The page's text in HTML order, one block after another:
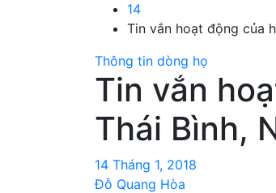
14
Tin vắn hoạt động của
Thông tin dòng họ
Tin vắn
Thái Bình,
14 Tháng 1, 2018
Đỗ Quang Hòa